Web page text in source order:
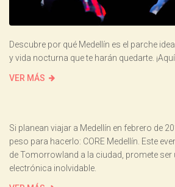
Descubre por qué Medellín es el parche
y vida nocturna que te harán quedarte.
VER MÁS
Si planean viajar a Medellín en febrero de
peso para hacerlo: CORE Medellín. Este
de Tomorrowland a la ciudad, promete ser
electrónica inolvidable.